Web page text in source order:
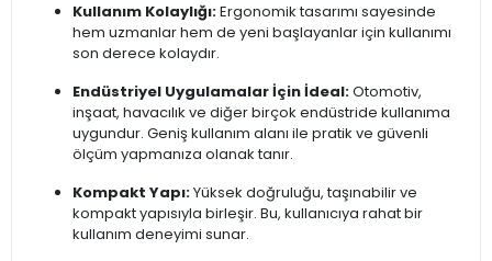
Kullanım Kolaylığı:Ergonomik tasarımı sayesinde
hem uzmanlar hem de yeni başlayanlar için kullanımı
son derece kolaydır.
Endüstriyel Uygulamalar İçin İdeal:Otomotiv,
inşaat, havacılık ve diğer birçok endüstride kullanıma
uygundur. Geniş kullanım alanı ile pratik ve güvenli
ölçüm yapmanıza olanak tanır.
Kompakt Yapı:Yüksek doğruluğu, taşınabilir ve
kompakt yapısıyla birleşir. Bu, kullanıcıya rahat bir
kullanım deneyimi sunar.